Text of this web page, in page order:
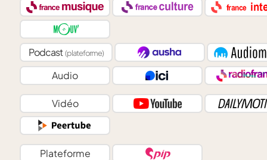
Podcast(plateforme)
Audio
Vidéo
Plateforme